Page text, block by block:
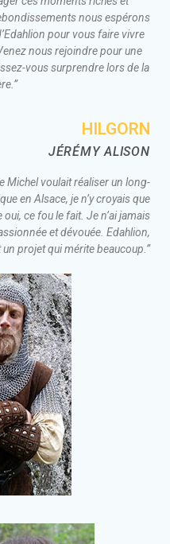
nous espérons
pour vous faire vivre
nous rejoindre pour une
vous surprendre lors de la
HILGORN
JÉRÉMY ALISON
Michel voulait réaliser un long-
en Alsace, je n’y croyais que
ce fou le fait. Je n’ai jamais
et dévouée. Edahlion,
un projet qui mérite beaucoup.”